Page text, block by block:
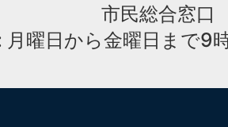
市民総合窓口
月曜日から金曜日まで9